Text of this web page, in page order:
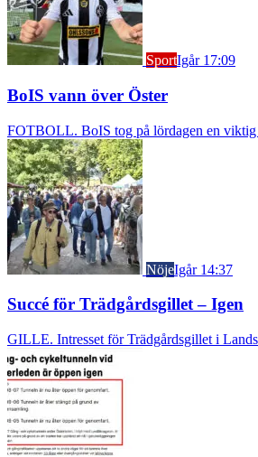
SportIgår 17:09
BoIS vann över Öster
FOTBOLL. BoIS tog på lördagen en viktig
NöjeIgår 14:37
Succé för Trädgårdsgillet – Igen
GILLE. Intresset för Trädgårdsgillet i